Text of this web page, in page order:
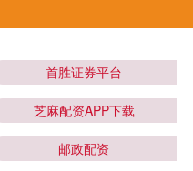
首胜证券平台
芝麻配资APP下载
邮政配资